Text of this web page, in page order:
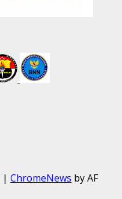
| ChromeNews by AF